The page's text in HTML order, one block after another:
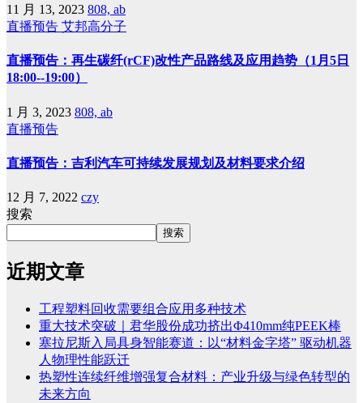
11 月 13, 2023 808, ab
直播预告 艾邦高分子
直播预告：再生碳纤(rCF)改性产品路线及应用趋势（1月5日
18:00--19:00）
1 月 3, 2023 808, ab
直播预告
直播预告：吉利汽车可持续发展规划及材料要求介绍
12 月 7, 2022 czy
搜索
搜索
近期文章
工程塑料回收需要组合应用多种技术
重大技术突破｜君华股份成功挤出Φ410mm纯PEEK棒
塞拉尼斯入局具身智能赛道：以“材料金字塔” 驱动机器
人物理性能跃迁
热塑性连续纤维增强复合材料：产业升级与绿色转型的
未来方向